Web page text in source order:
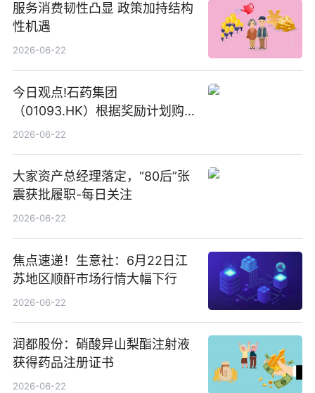
服务消费韧性凸显 政策加持结构
性机遇
2026-06-22
今日观点!石药集团
（01093.HK）根据奖励计划购
回580万股
2026-06-22
大家资产总经理落定，“80后”张
震获批履职-每日关注
2026-06-22
焦点速递！生意社：6月22日江
苏地区顺酐市场行情大幅下行
2026-06-22
润都股份：硝酸异山梨酯注射液
获得药品注册证书
2026-06-22